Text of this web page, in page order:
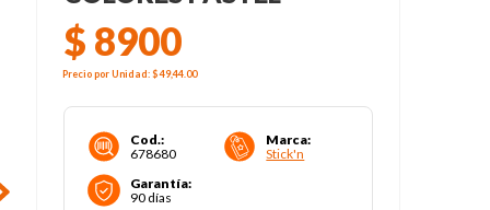
$ 8900
Precio porUnidad:$ 49,44.00
Cod.:
678680
Marca:
Stick'n
Garantía:
90 días